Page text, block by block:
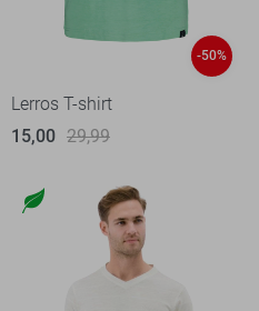
-50%
Lerros T-shirt
15,00 29,99